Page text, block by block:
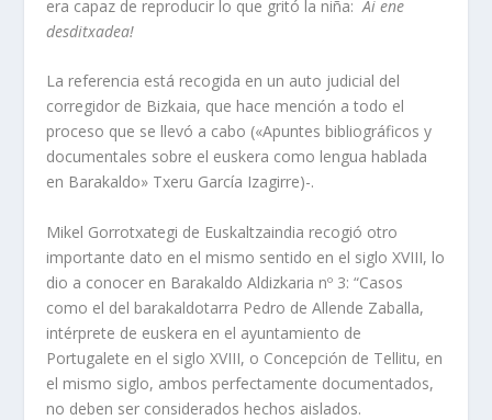
era capaz de reproducir lo que gritó la niña:Ai ene
desditxadea!
La referencia está recogida en un auto judicial del
corregidor de Bizkaia, que hace mención a todo el
proceso que se llevó a cabo («Apuntes bibliográficos y
documentales sobre el euskera como lengua hablada
en Barakaldo» Txeru García Izagirre)-.
Mikel Gorrotxategi de Euskaltzaindia recogió otro
importante dato en el mismo sentido en el siglo XVIII, lo
dio a conocer en Barakaldo Aldizkaria nº 3: “Casos
como el del barakaldotarra Pedro de Allende Zaballa,
intérprete de euskera en el ayuntamiento de
Portugalete en el siglo XVIII, o Concepción de Tellitu, en
el mismo siglo, ambos perfectamente documentados,
no deben ser considerados hechos aislados.